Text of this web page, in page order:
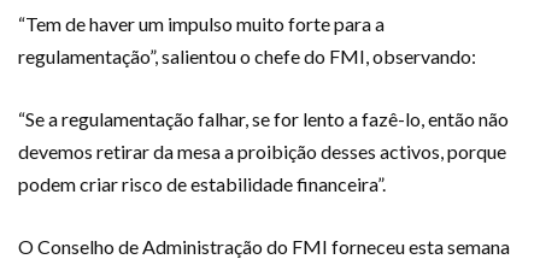
“Tem de haver um impulso muito forte para a
regulamentação”, salientou o chefe do FMI, observando:
“Se a regulamentação falhar, se for lento a fazê-lo, então não
devemos retirar da mesa a proibição desses activos, porque
podem criar risco de estabilidade financeira”.
O Conselho de Administração do FMI forneceu esta semana